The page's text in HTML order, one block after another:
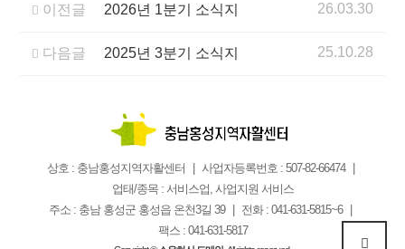
이전글 2026년 1분기 소식지 26.03.30
다음글 2025년 3분기 소식지 25.10.28
상호 : 충남홍성지역자활센터
사업자등록번호 : 507-82-66474
업태/종목 : 서비스업, 사업지원 서비스
주소 : 충남 홍성군 홍성읍 온천3길 39
전화 : 041-631-5815~6
팩스 : 041-631-5817